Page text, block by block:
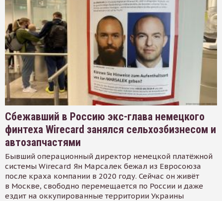
Сбежавший в Россию экс-глава немецкого
финтеха Wirecard занялся сельхозбизнесом и
автозапчастями
Бывший операционный директор немецкой платёжной
системы Wirecard Ян Марсалек бежал из Евросоюза
после краха компании в 2020 году. Сейчас он живёт
в Москве, свободно перемещается по России и даже
ездит на оккупированные территории Украины